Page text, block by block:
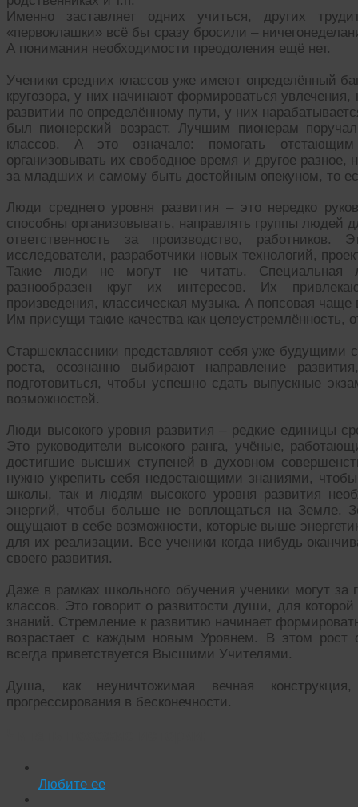
Именно заставляет одних учиться, других
«первоклашки» всё бы сразу бросили –
А понимания необходимости преодоления ещё нет.
Ученики средних классов уже имеют определённый
кругозора, у них начинают формироваться
развитии по определённому пути, у них
был пионерский возраст. Лучшим пионерам
классов. А это означало: помогать
организовывать их свободное время и другое разное,
за младших и самому быть достойным опекуном, то
Люди среднего уровня развития – это нередко
способны организовывать, направлять группы людей
ответственность за производство,
исследователи, разработчики новых технологий,
Такие люди не могут не читать. Специальная
разнообразен круг их интересов. Их
произведения, классическая музыка. А попсовая чаще
Им присущи такие качества как целеустремлённость,
Старшеклассники представляют себя уже будущими
роста, осознанно выбирают направление
подготовиться, чтобы успешно сдать выпускные
возможностей.
Люди высокого уровня развития – редкие единицы
Это руководители высокого ранга, учёные,
достигшие высших ступеней в духовном
нужно укрепить себя недостающими знаниями,
школы, так и людям высокого уровня развития
энергий, чтобы больше не воплощаться на Земле.
ощущают в себе возможности, которые выше
для их реализации. Все ученики когда нибудь
своего развития.
Даже в рамках школьного обучения ученики могут
классов. Это говорит о развитости души, для
знаний. Стремление к развитию начинает
возрастает с каждым новым Уровнем. В этом рост
всегда приветствуется Высшими Учителями.
Душа, как неуничтожимая вечная
прогрессирования в бесконечности.
Любите ее